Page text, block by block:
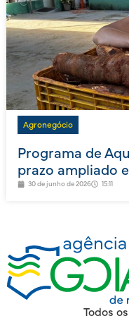
Agronegócio
Programa de
prazo ampliado
30 de junho de 2026 15:11
Todos